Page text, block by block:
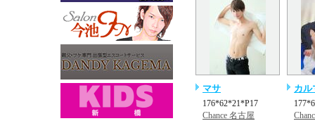
マサ
176*62*21*P17
Chance 名古屋
カル